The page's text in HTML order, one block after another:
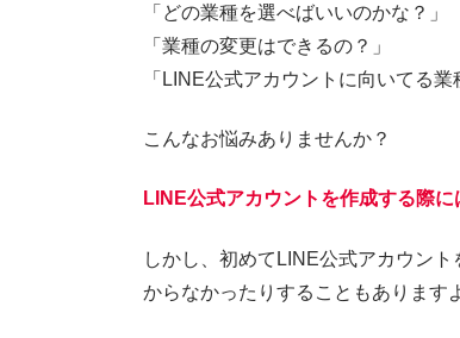
「どの業種を選べばいいのかな？」
「業種の変更はできるの？」
「LINE公式アカウントに向いてる業
こんなお悩みありませんか？
LINE公式アカウントを作成する際
しかし、初めてLINE公式アカウン
からなかったりすることもあります